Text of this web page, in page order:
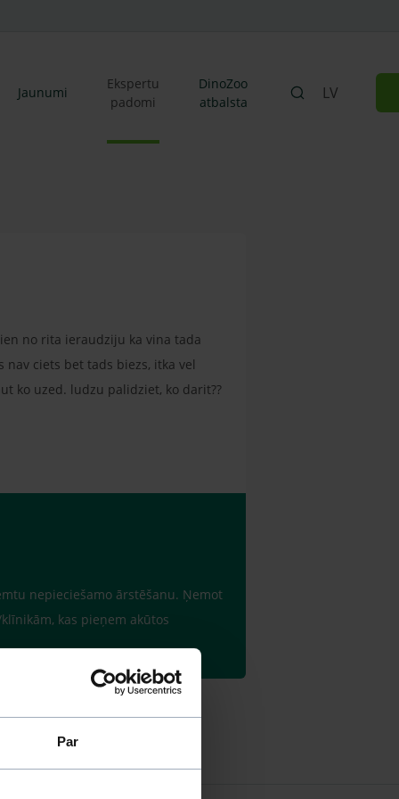
Par
Jaunumi
Ekspertu
padomi
DinoZoo
atbalsta
LV
no rita ieraudziju ka vina tada
ciets bet tads biezs, itka vel
ko uzed. ludzu palidziet, ko darit??
nepieciešamo ārstēšanu. Ņemot
kas pieņem akūtos